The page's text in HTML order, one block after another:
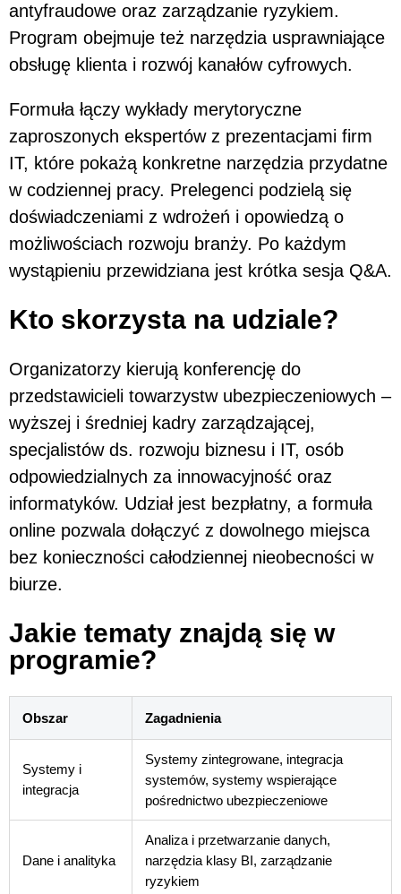
antyfraudowe oraz zarządzanie ryzykiem.
Program obejmuje też narzędzia usprawniające
obsługę klienta i rozwój kanałów cyfrowych.
Formuła łączy wykłady merytoryczne
zaproszonych ekspertów z prezentacjami firm
IT, które pokażą konkretne narzędzia przydatne
w codziennej pracy. Prelegenci podzielą się
doświadczeniami z wdrożeń i opowiedzą o
możliwościach rozwoju branży. Po każdym
wystąpieniu przewidziana jest krótka sesja Q&A.
Kto skorzysta na udziale?
Organizatorzy kierują konferencję do
przedstawicieli towarzystw ubezpieczeniowych –
wyższej i średniej kadry zarządzającej,
specjalistów ds. rozwoju biznesu i IT, osób
odpowiedzialnych za innowacyjność oraz
informatyków. Udział jest bezpłatny, a formuła
online pozwala dołączyć z dowolnego miejsca
bez konieczności całodziennej nieobecności w
biurze.
Jakie tematy znajdą się w
programie?
Obszar Zagadnienia
Systemy i
integracja
Systemy zintegrowane, integracja
systemów, systemy wspierające
pośrednictwo ubezpieczeniowe
Dane i analityka
Analiza i przetwarzanie danych,
narzędzia klasy BI, zarządzanie
ryzykiem